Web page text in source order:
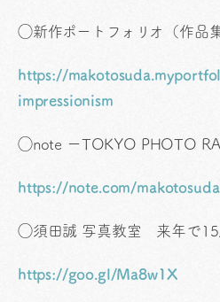
◯新作ポートフォリオ（作品集
https://
impressionism
◯note ーTOKYO PHOTO
https://note.com/makotosuda
◯須田誠 写真教室 来年で15
https://goo.gl/Ma8w1X